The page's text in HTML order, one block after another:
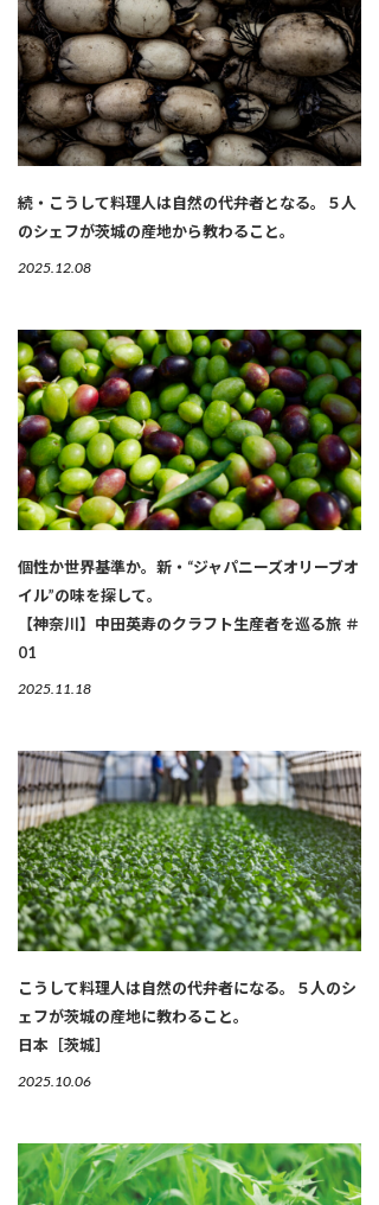
続・こうして料理人は自然の代弁者となる。５人
のシェフが茨城の産地から教わること。
2025.12.08
個性か世界基準か。新・“ジャパニーズオリーブオ
イル”の味を探して。
【神奈川】中田英寿のクラフト生産者を巡る旅 ＃
01
2025.11.18
こうして料理人は自然の代弁者になる。５人のシ
ェフが茨城の産地に教わること。
日本［茨城］
2025.10.06